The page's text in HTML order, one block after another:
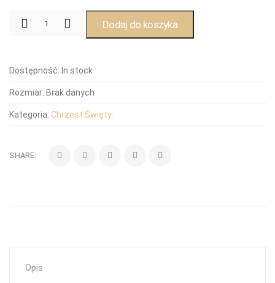
Dodaj do koszyka
Dostępność: In stock
Rozmiar: Brak danych
Kategoria: Chrzest Święty.
SHARE:
Opis